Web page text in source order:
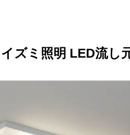
ズミ照明 LED流し